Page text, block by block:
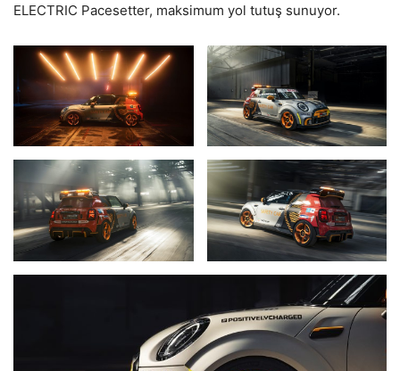
ELECTRIC Pacesetter, maksimum yol tutuş sunuyor.